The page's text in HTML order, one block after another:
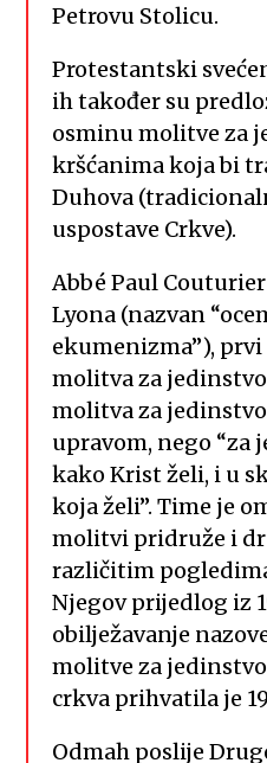
Petrovu Stolicu.
Protestantski
ih također su
osminu molitve za
kršćanima koja bi
Duhova
uspostave Crkve).
Abbé Paul Couturier
Lyona (nazvan
ekumenizma”), prvi
molitva za
molitva za
upravom, nego “za
kako Krist želi, i u
koja želi”. Time je
molitvi pridruže i
različitim
Njegov prijedlog iz
obilježavanje
molitve za
crkva prihvatila je
Odmah poslije